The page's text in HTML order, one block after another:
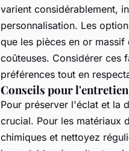
varient considérablement,
personnalisation. Les
que les pièces en or
coûteuses. Considérer ces
préférences tout en
Conseils pour
Pour préserver l'éclat et la
crucial. Pour les matériaux
chimiques et nettoyez